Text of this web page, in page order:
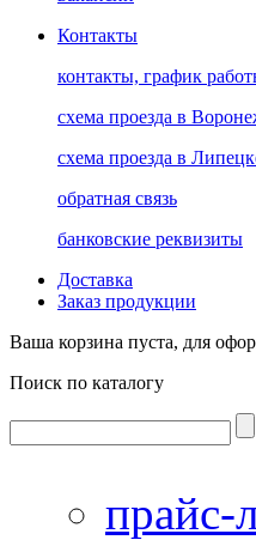
Контакты
контакты, график
схема проезда в
схема проезда в
обратная связь
банковские реквизиты
Доставка
Заказ продукции
Ваша корзина пуста, для
Поиск по каталогу
прайс-